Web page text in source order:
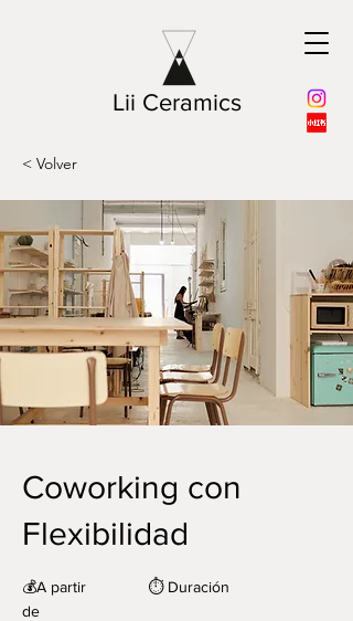
Lii Ceramics
< Volver
Coworking con
Flexibilidad
💰A partir
de
⏱️ Duración